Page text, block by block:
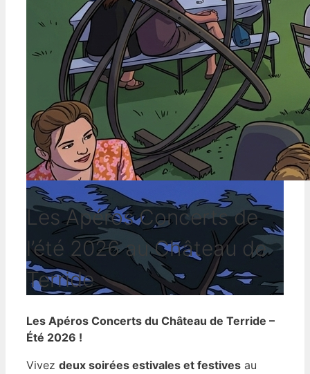
Les Apéros Concerts de
l’été 2026 au Château de
Terride
Les Apéros Concerts du Château de Terride –
Été 2026 !
Vivez deux soirées estivales et festives au